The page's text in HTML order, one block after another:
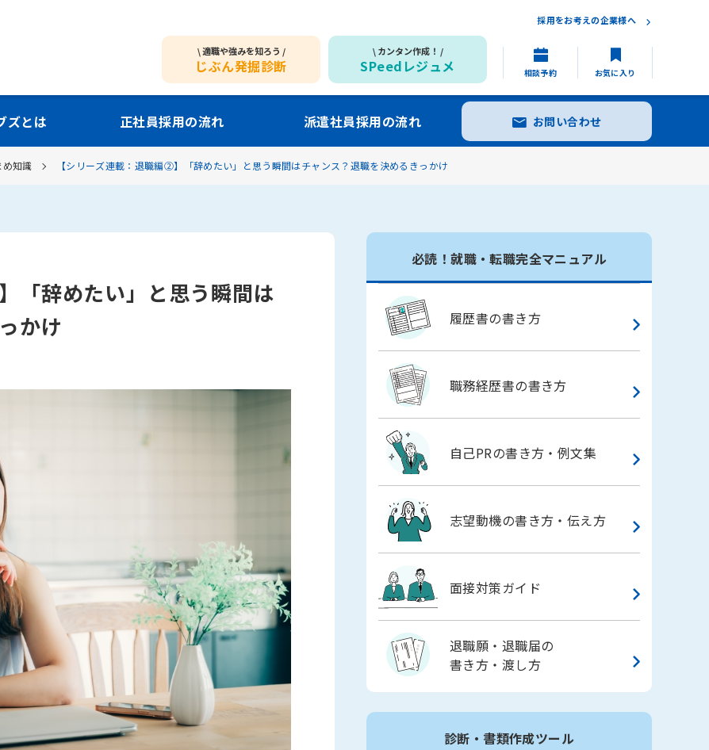
適職や強みを知ろう
じぶん発掘診断
カンタン作成！
SPeedレジュメ
採用をお考えの企業様へ
相談予約 お気に入り
ズとは 正社員採用の流れ 派遣社員採用の流れ お問い合わせ
め知識 【シリーズ連載：退職編②】「辞めたい」と思う瞬間はチャンス？退職を決めるきっかけ
「辞めたい」と思う瞬間は
かけ
必読！就職・転職完全マニュアル
履歴書の書き方
職務経歴書の書き方
自己PRの書き方・例文集
志望動機の書き方・伝え方
面接対策ガイド
退職願・退職届の
書き方・渡し方
診断・書類作成ツール